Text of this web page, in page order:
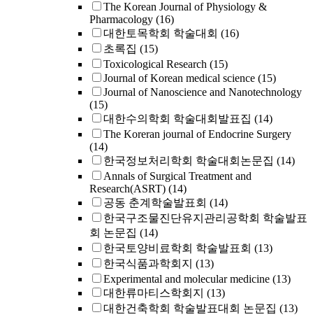
The Korean Journal of Physiology &
Pharmacology (16)
대한토목학회 학술대회 (16)
초록집 (15)
Toxicological Research (15)
Journal of Korean medical science (15)
Journal of Nanoscience and Nanotechnology
(15)
대한수의학회 학술대회발표집 (14)
The Koreran journal of Endocrine Surgery
(14)
한국정보처리학회 학술대회논문집 (14)
Annals of Surgical Treatment and
Research(ASRT) (14)
공동 춘계학술발표회 (14)
한국구조물진단유지관리공학회 학술발표
회 논문집 (14)
한국토양비료학회 학술발표회 (13)
한국식품과학회지 (13)
Experimental and molecular medicine (13)
대한류마티스학회지 (13)
대한건축학회 학술발표대회 논문집 (13)